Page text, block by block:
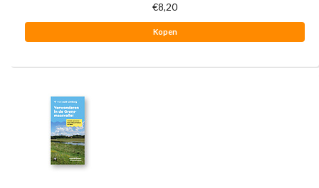
€8,20
Kopen